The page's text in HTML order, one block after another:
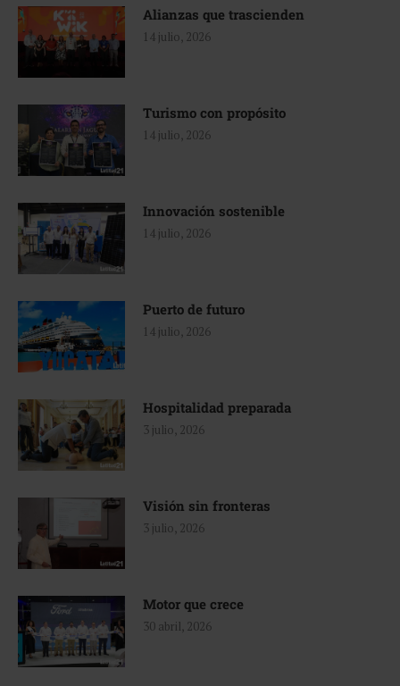
Alianzas que trascienden
14 julio, 2026
Turismo con propósito
14 julio, 2026
Innovación sostenible
14 julio, 2026
Puerto de futuro
14 julio, 2026
Hospitalidad preparada
3 julio, 2026
Visión sin fronteras
3 julio, 2026
Motor que crece
30 abril, 2026